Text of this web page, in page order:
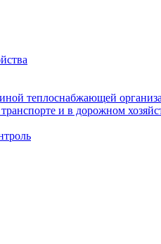
теплоснабжающей
и в дорожном